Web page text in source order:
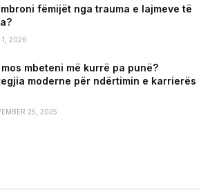
mbroni fëmijët nga trauma e lajmeve të
1, 2026
mbeteni më kurrë pa punë?
moderne për ndërtimin e karrierës
25, 2025